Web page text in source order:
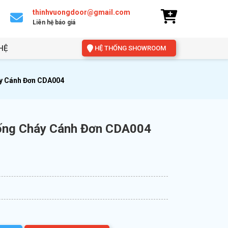
thinhvuongdoor@gmail.com
Liên hệ báo giá
HỆ THỐNG SHOWROOM
Cánh Đơn CDA004
Cháy Cánh Đơn CDA004